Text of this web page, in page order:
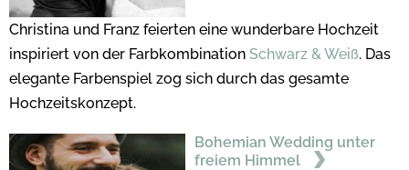
Christina und Franz feierten eine wunderbare Hochzeit
inspiriert von der Farbkombination Schwarz & Weiß. Das
elegante Farbenspiel zog sich durch das gesamte
Hochzeitskonzept.
Bohemian Wedding unter
freiem Himmel